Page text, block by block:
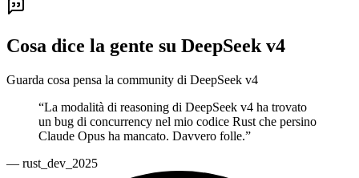
Cosa dice la gente su DeepSeek v4
Guarda cosa pensa la community di DeepSeek v4
“La modalità di reasoning di DeepSeek v4 ha trovato
un bug di concurrency nel mio codice Rust che persino
Claude Opus ha mancato. Davvero folle.”
— rust_dev_2025